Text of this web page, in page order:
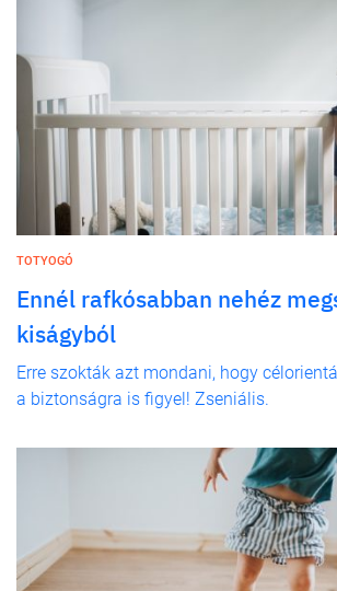
TOTYOGÓ
Ennél rafkósabban nehéz
kiságyból
Erre szokták azt mondani, hogy
a biztonságra is figyel! Zseniális.